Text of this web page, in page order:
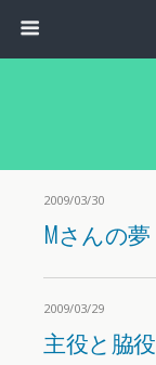
2009/03/30
Mさんの夢
2009/03/29
主役と脇役